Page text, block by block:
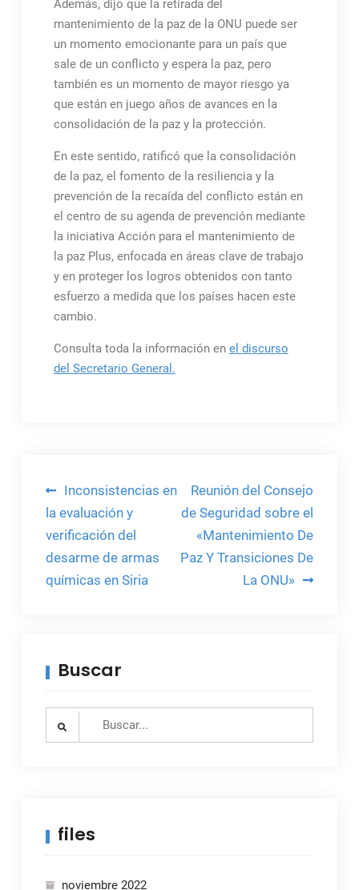
Además, dijo que la retirada del
mantenimiento de la paz de la ONU puede ser
un momento emocionante para un país que
sale de un conflicto y espera la paz, pero
también es un momento de mayor riesgo ya
que están en juego años de avances en la
consolidación de la paz y la protección.
En este sentido, ratificó que la consolidación
de la paz, el fomento de la resiliencia y la
prevención de la recaída del conflicto están en
el centro de su agenda de prevención mediante
la iniciativa Acción para el mantenimiento de
la paz Plus, enfocada en áreas clave de trabajo
y en proteger los logros obtenidos con tanto
esfuerzo a medida que los países hacen este
cambio.
Consulta toda la información en el discurso
del Secretario General.
Navegación
de
entradas
Inconsistencias en
la evaluación y
verificación del
desarme de armas
químicas en Siria
Reunión del Consejo
de Seguridad sobre el
«Mantenimiento De
Paz Y Transiciones De
La ONU»
Buscar
Search
files
noviembre 2022